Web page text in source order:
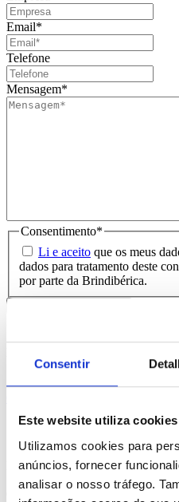
Consentir
Este website utiliza cookies
Utilizamos cookies para
anúncios, fornecer
analisar o nosso tráfego.
Email*
Telefone
Mensagem*
Consentimento*
Li e aceito que os meus
dados para tratamento deste
por parte da Brindibérica.
REF. BI-PS-92286
desde 13.93 €